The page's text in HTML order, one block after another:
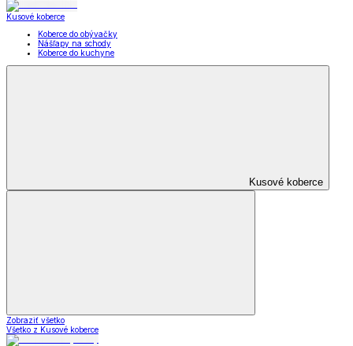
Kusové koberce
Koberce do obývačky
Nášľapy na schody
Koberce do kuchyne
Kusové koberce
Zobraziť všetko
Všetko z Kusové koberce